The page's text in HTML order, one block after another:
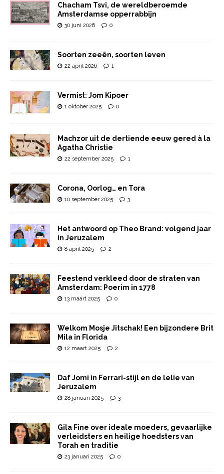
Chacham Tsvi, de wereldberoemde
Amsterdamse opperrabbijn
30 juni 2026 0
Soorten zeeën, soorten leven
22 april 2026 1
Vermist: Jom Kipoer
1 oktober 2025 0
Machzor uit de dertiende eeuw gered à la
Agatha Christie
22 september 2025 1
Corona, Oorlog… en Tora
10 september 2025 3
Het antwoord op Theo Brand: volgend jaar
in Jeruzalem
8 april 2025 2
Feestend verkleed door de straten van
Amsterdam: Poerim in 1778
13 maart 2025 0
Welkom Mosje Jitschak! Een bijzondere Brit
Mila in Florida
12 maart 2025 2
Daf Jomi in Ferrari-stijl en de lelie van
Jeruzalem
28 januari 2025 3
Gila Fine over ideale moeders, gevaarlijke
verleidsters en heilige hoedsters van
Torah en traditie
23 januari 2025 0